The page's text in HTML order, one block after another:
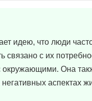
идею, что люди
с их
Она
аспектах